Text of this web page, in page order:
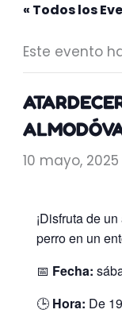
« Todos los
Este evento
10 mayo,
¡Disfruta de
perro en un
📅 Fecha:
🕒 Hora: De